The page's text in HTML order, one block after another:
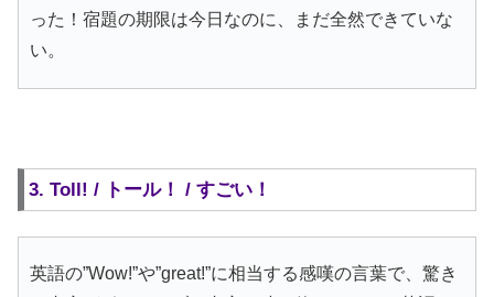
った！宿題の期限は今日なのに、まだ全然できていな
い。
3. Toll! / トール！ / すごい！
英語の”Wow!”や”great!”に相当する感嘆の言葉で、驚き